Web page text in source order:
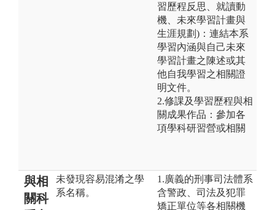
習歷程反思、就讀動
機、未來學習計畫與
生涯規劃)：連結本系
學習內涵與自己未來
學習計畫之陳述或其
他自我學習之相關證
明文件。
2.修課及學習歷程與相
關成果作品：參加各
項學科研習營或相關
與相
關科
未發現容易混淆之學
系名稱。
1.廣義的刑事司法體系
含警政、司法及犯罪
矯正單位等各相關機